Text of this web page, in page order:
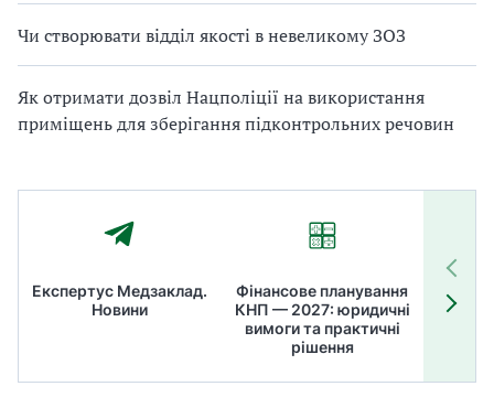
Чи створювати відділ якості в невеликому ЗОЗ
Як отримати дозвіл Нацполіції на використання
приміщень для зберігання підконтрольних речовин
Експертус Медзаклад.
Новини
Фінансове планування
КНП — 2027: юридичні
вимоги та практичні
рішення